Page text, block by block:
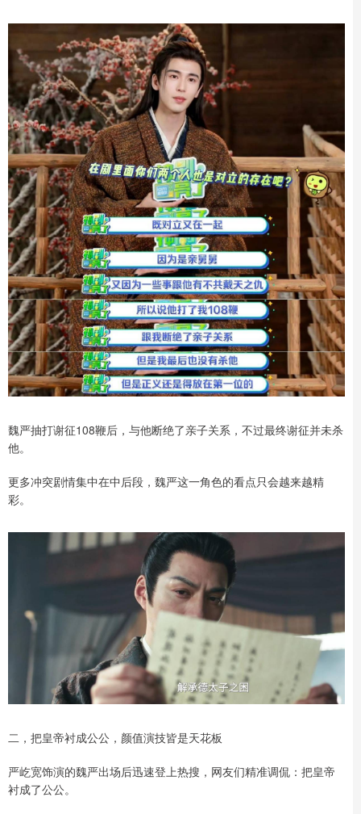
魏严抽打谢征108鞭后，与他断绝了亲子关系，不过最终谢征并未杀
他。
更多冲突剧情集中在中后段，魏严这一角色的看点只会越来越精
彩。
二，把皇帝衬成公公，颜值演技皆是天花板
严屹宽饰演的魏严出场后迅速登上热搜，网友们精准调侃：把皇帝
衬成了公公。